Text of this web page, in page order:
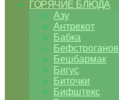
ГОРЯЧИЕ БЛЮДА
Азу
Антрекот
Бабка
Бефстроганов
Бешбармак
Бигус
Биточки
Бифштекс